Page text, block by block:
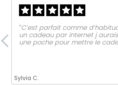
Sylvia C.
‟C’est parfait comme
un cadeau par internet j
une poche pour mettre le